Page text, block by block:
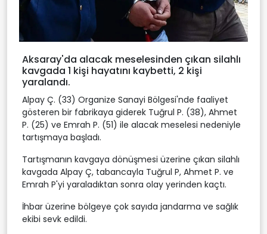
Aksaray'da alacak meselesinden çıkan silahlı
kavgada 1 kişi hayatını kaybetti, 2 kişi
yaralandı.
Alpay Ç. (33) Organize Sanayi Bölgesi'nde faaliyet
gösteren bir fabrikaya giderek Tuğrul P. (38), Ahmet
P. (25) ve Emrah P. (51) ile alacak meselesi nedeniyle
tartışmaya başladı.
Tartışmanın kavgaya dönüşmesi üzerine çıkan silahlı
kavgada Alpay Ç, tabancayla Tuğrul P, Ahmet P. ve
Emrah P'yi yaraladıktan sonra olay yerinden kaçtı.
İhbar üzerine bölgeye çok sayıda jandarma ve sağlık
ekibi sevk edildi.